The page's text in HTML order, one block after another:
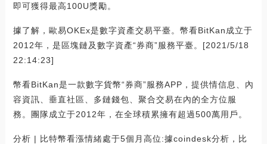
即可獲得最高100U獎勵。
據了解，歐易OKEx是數字資產交易平臺。幣看BitKan成立于
2012年，是區塊鏈及數字資產“券商”服務平臺。[2021/5/18
22:14:23]
幣看BitKan是一款數字貨幣“券商”服務APP，提供情信息、內
容資訊、垂直社區、多鏈錢包、聚合交易在內的全方位服
務。團隊成立于2012年，在全球積累擁有超過500萬用戶。
分析 | 比特幣看漲情緒處于5個月高位:據coindesk分析，比